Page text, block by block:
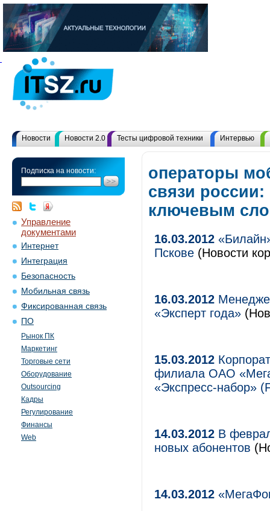
Новости Новости 2.0 Тесты цифровой техники Интервью
Подписка на новости:
Управление
документами
Интернет
Интеграция
Безопасность
Мобильная связь
Фиксированная связь
ПО
Рынок ПК
Маркетинг
Торговые сети
Оборудование
Outsourcing
Кадры
Регулирование
Финансы
Web
операторы
связи
ключевым
16.03.2012
Пскове (Новости
16.03.2012
«Эксперт года»
15.03.2012
филиала ОАО
«Экспресс-набор»
14.03.2012 В
новых абонентов
14.03.2012